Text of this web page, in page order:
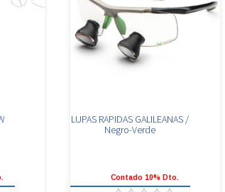
LUPAS RAPIDAS GALILEANAS /
Negro-Verde
Contado 10% Dto.